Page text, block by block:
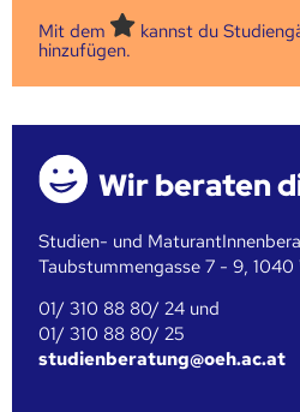
Mit dem
kannst du
hinzufügen.
Wir beraten
Studien- und
Taubstummengasse 7 - 9, 1040
01/ 310 88 80/ 24 und
01/ 310 88 80/ 25
studienberatung@oeh.ac.at